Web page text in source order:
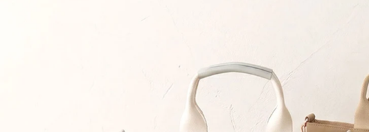
ブレスレット・
バングル
ショルダーバッ
スマートフォン
ファッション
バッグチャー
ム・キーホルダ
ー
ウォレット・革